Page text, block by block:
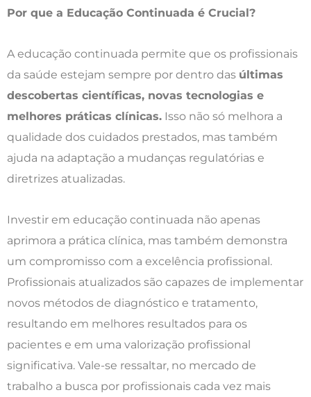
Por que a Educação Continuada é Crucial?
A educação continuada permite que os profissionais
da saúde estejam sempre por dentro das últimas
descobertas científicas, novas tecnologias e
melhores práticas clínicas. Isso não só melhora a
qualidade dos cuidados prestados, mas também
ajuda na adaptação a mudanças regulatórias e
diretrizes atualizadas.
Investir em educação continuada não apenas
aprimora a prática clínica, mas também demonstra
um compromisso com a excelência profissional.
Profissionais atualizados são capazes de implementar
novos métodos de diagnóstico e tratamento,
resultando em melhores resultados para os
pacientes e em uma valorização profissional
significativa. Vale-se ressaltar, no mercado de
trabalho a busca por profissionais cada vez mais